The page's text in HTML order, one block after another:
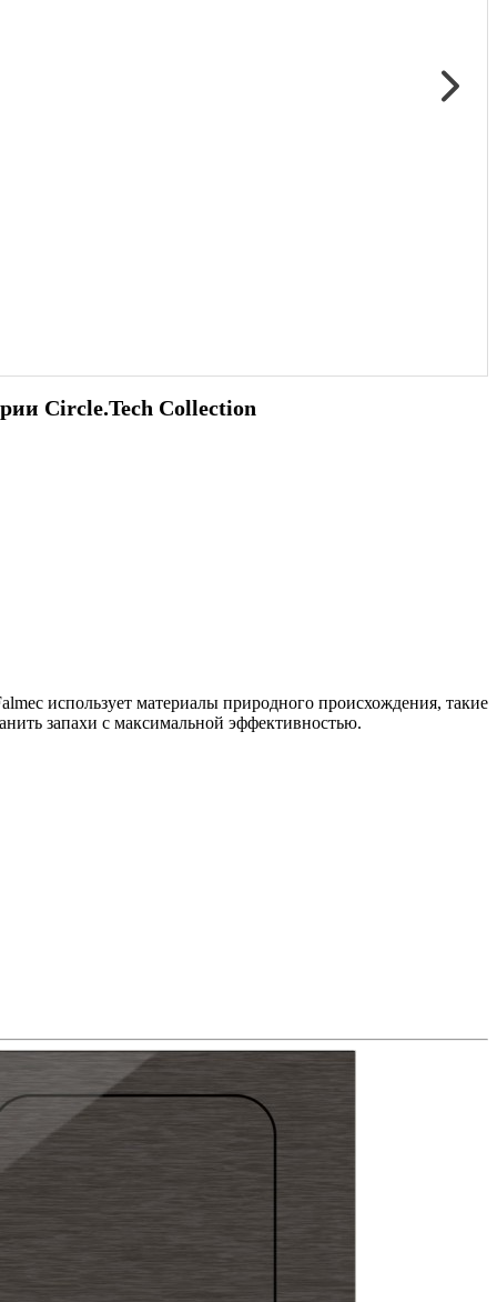
Circle.Tech Collection
использует материалы природного происхождения, такие
запахи с максимальной эффективностью.